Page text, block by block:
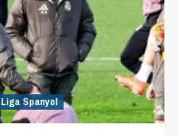
Liga Spanyol